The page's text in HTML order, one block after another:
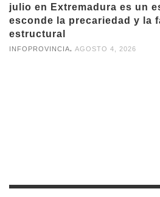
julio en Extremadura es un
esconde la precariedad y la
estructural
INFOPROVINCIA, AGOSTO 4, 2026